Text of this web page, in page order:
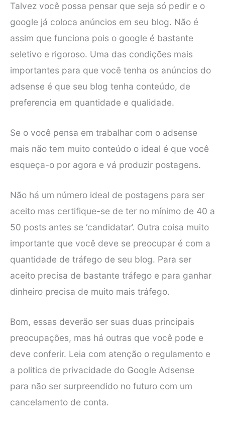
Talvez você possa pensar que seja só pedir e o
google já coloca anúncios em seu blog. Não é
assim que funciona pois o google é bastante
seletivo e rigoroso. Uma das condições mais
importantes para que você tenha os anúncios do
adsense é que seu blog tenha conteúdo, de
preferencia em quantidade e qualidade.
Se o você pensa em trabalhar com o adsense
mais não tem muito conteúdo o ideal é que você
esqueça-o por agora e vá produzir postagens.
Não há um número ideal de postagens para ser
aceito mas certifique-se de ter no mínimo de 40 a
50 posts antes se ‘candidatar’. Outra coisa muito
importante que você deve se preocupar é com a
quantidade de tráfego de seu blog. Para ser
aceito precisa de bastante tráfego e para ganhar
dinheiro precisa de muito mais tráfego.
Bom, essas deverão ser suas duas principais
preocupações, mas há outras que você pode e
deve conferir. Leia com atenção o regulamento e
a politica de privacidade do Google Adsense
para não ser surpreendido no futuro com um
cancelamento de conta.